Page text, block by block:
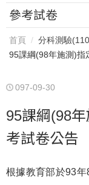
參考試卷
首頁 分科測驗
95課綱(98年施測)指
097-09-30
95課綱(98
考試卷公告
根據教育部於93